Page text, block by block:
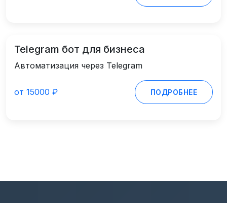
Telegram бот для бизнеса
Автоматизация через Telegram
от 15000 ₽ ПОДРОБНЕЕ